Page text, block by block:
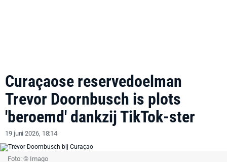
Curaçaose reservedoelman
Trevor Doornbusch is plots
'beroemd' dankzij TikTok-ster
19 juni 2026, 18:14
Foto: © Imago